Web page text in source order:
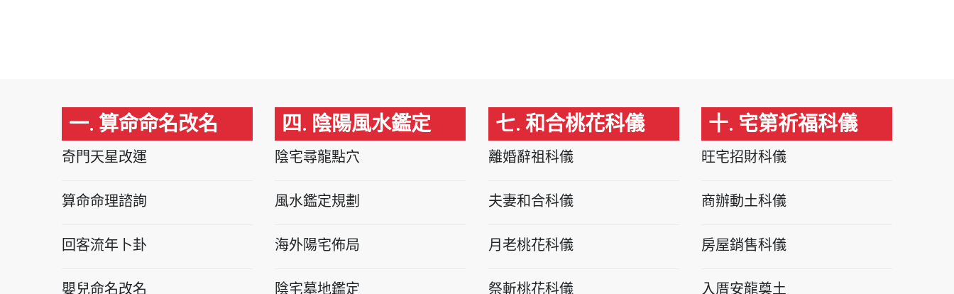
一. 算命命名改名
奇門天星改運
算命命理諮詢
回客流年卜卦
嬰兒命名改名
四. 陰陽風水鑑定
陰宅尋龍點穴
風水鑑定規劃
海外陽宅佈局
陰宅墓地鑑定
七. 和合桃花科儀
離婚辭祖科儀
夫妻和合科儀
月老桃花科儀
祭斬桃花科儀
十. 宅第祈福科儀
旺宅招財科儀
商辦動土科儀
房屋銷售科儀
入厝安龍奠土